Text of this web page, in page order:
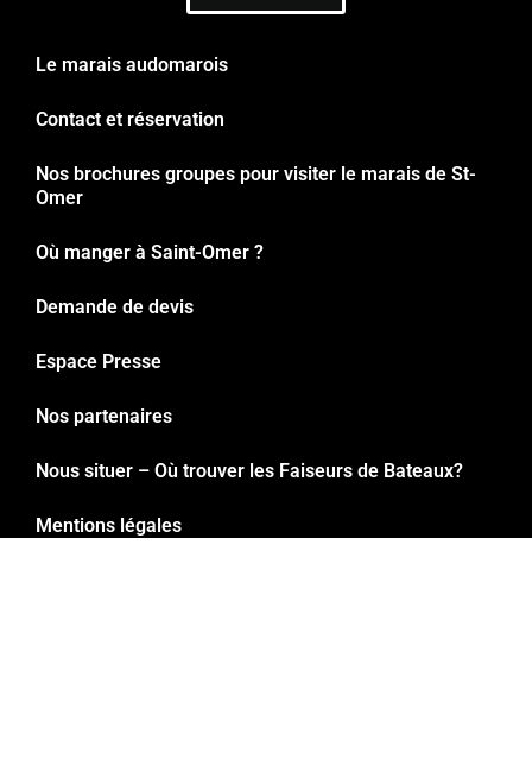
Le marais audomarois
Contact et réservation
Nos brochures groupes pour visiter le marais de St-
Omer
Où manger à Saint-Omer ?
Demande de devis
Espace Presse
Nos partenaires
Nous situer – Où trouver les Faiseurs de Bateaux?
Mentions légales